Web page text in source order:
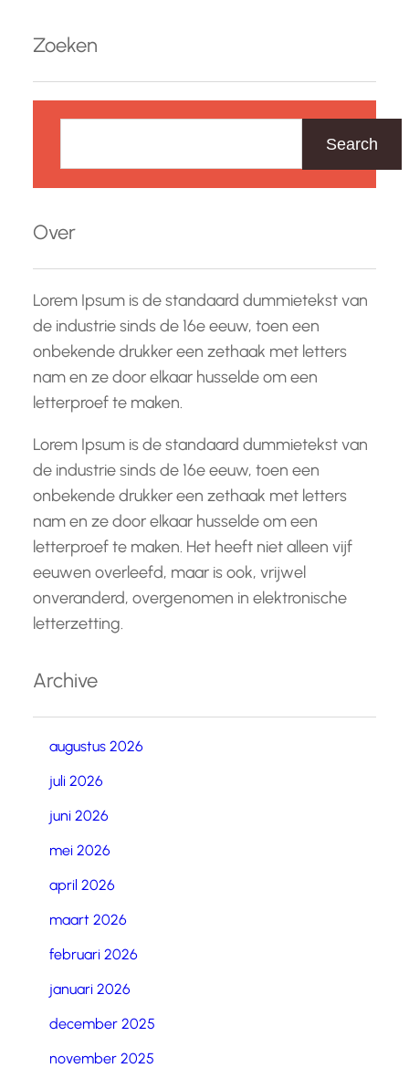
Zoeken
k
n
Search
Over
Lorem Ipsum is de standaard dummietekst van
de industrie sinds de 16e eeuw, toen een
onbekende drukker een zethaak met letters
nam en ze door elkaar husselde om een
letterproef te maken.
Lorem Ipsum is de standaard dummietekst van
de industrie sinds de 16e eeuw, toen een
onbekende drukker een zethaak met letters
nam en ze door elkaar husselde om een
letterproef te maken. Het heeft niet alleen vijf
eeuwen overleefd, maar is ook, vrijwel
onveranderd, overgenomen in elektronische
letterzetting.
Archive
augustus 2026
juli 2026
juni 2026
mei 2026
april 2026
maart 2026
februari 2026
januari 2026
december 2025
november 2025